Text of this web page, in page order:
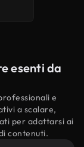
esenti da
e
a scalare,
per adattarsi ai
contenuti.